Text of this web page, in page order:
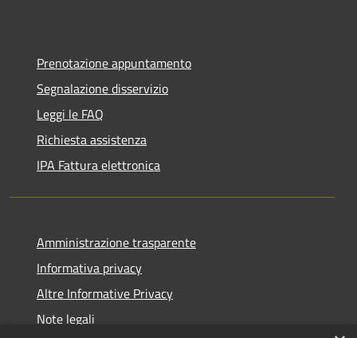
Prenotazione appuntamento
Segnalazione disservizio
Leggi le FAQ
Richiesta assistenza
IPA Fattura elettronica
Amministrazione trasparente
Informativa privacy
Altre Informative Privacy
Note legali